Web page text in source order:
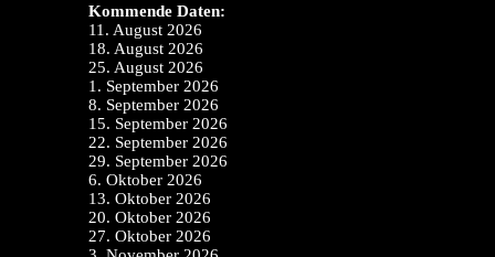
Kommende Daten:
11. August 2026
18. August 2026
25. August 2026
1. September 2026
8. September 2026
15. September 2026
22. September 2026
29. September 2026
6. Oktober 2026
13. Oktober 2026
20. Oktober 2026
27. Oktober 2026